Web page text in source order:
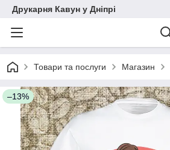
Друкарня Кавун у Дніпрі
Товари та послуги Магазин
–13%